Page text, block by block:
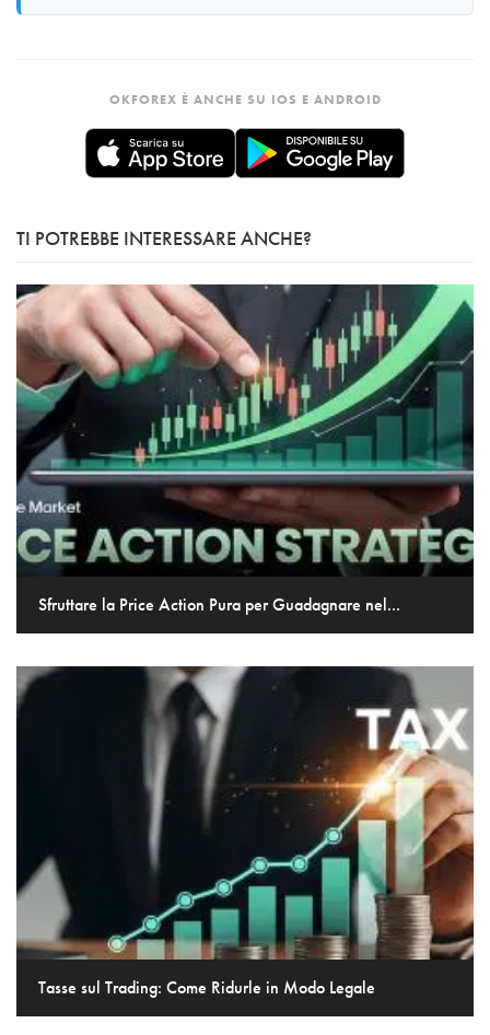
OKFOREX È ANCHE SU IOS E ANDROID
TI POTREBBE INTERESSARE ANCHE?
Sfruttare la Price Action Pura per Guadagnare nel...
Tasse sul Trading: Come Ridurle in Modo Legale